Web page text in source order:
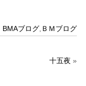
BMAブログ ＢＭブログ
十五夜 »